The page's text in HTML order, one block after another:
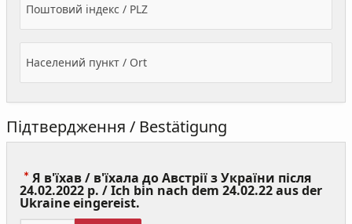
Поштовий індекс / PLZ
Населений пункт / Ort
Підтвердження / Bestätigung
Я в'їхав / в'їхала до Австрії з України після
24.02.2022 р. / Ich bin nach dem 24.02.22 aus der
Ukraine eingereist.
Required)